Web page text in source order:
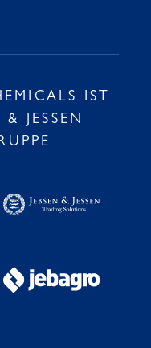
IST
JESSEN